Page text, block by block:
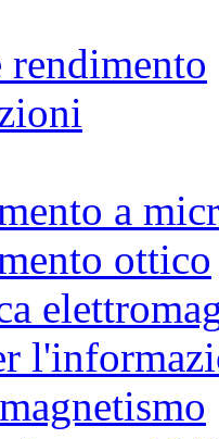
a
ottico